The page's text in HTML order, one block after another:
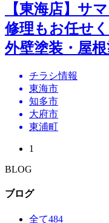
【東海店】サ
修理もお任せ
外壁塗装・屋
チラシ情報
東海市
知多市
大府市
東浦町
1
BLOG
ブログ
全て484